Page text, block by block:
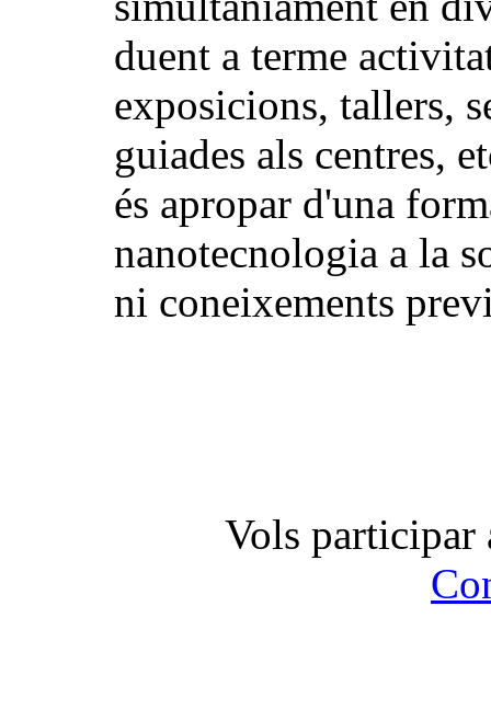
duent a terme
exposicions, tallers,
guiades als centres,
és apropar d'una
nanotecnologia a la
ni coneixements
Vols participar